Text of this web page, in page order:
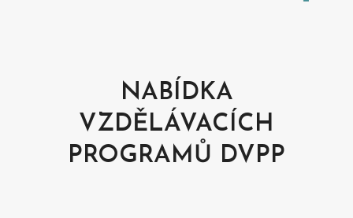
NABÍDKA
VZDĚLÁVACÍCH
PROGRAMŮ DVPP